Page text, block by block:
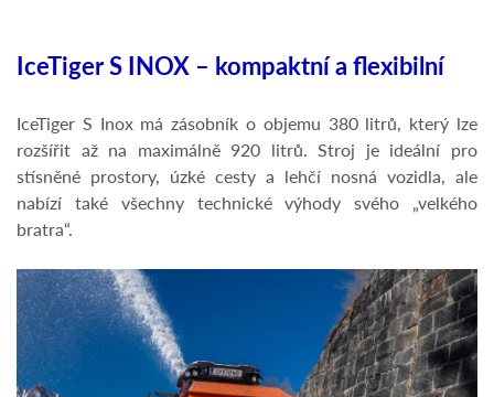
IceTiger S INOX – kompaktní a flexibilní
IceTiger S Inox má zásobník o objemu 380 litrů, který lze
rozšířit až na maximálně 920 litrů. Stroj je ideální pro
stísněné prostory, úzké cesty a lehčí nosná vozidla, ale
nabízí také všechny technické výhody svého „velkého
bratra“.